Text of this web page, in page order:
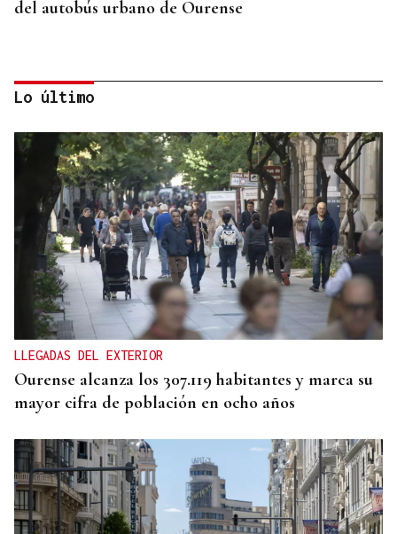
del autobús urbano de Ourense
"FELIZ VIAJE AL MONSTRUO"
El Sol, la sangre y el Titanic: Así vivió La Región
el eclipse de 1912 en Ourense
Lo último
LLEGADAS DEL EXTERIOR
Ourense alcanza los 307.119 habitantes y marca su
mayor cifra de población en ocho años